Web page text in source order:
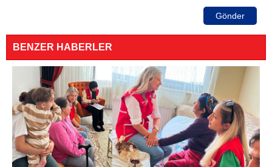
Gönder
BENZER HABERLER